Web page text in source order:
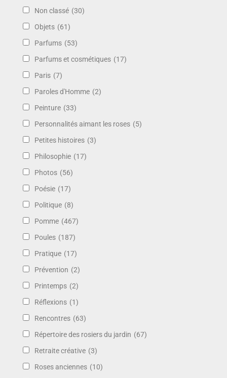
Non classé (30)
Objets (61)
Parfums (53)
Parfums et cosmétiques (17)
Paris (7)
Paroles d'Homme (2)
Peinture (33)
Personnalités aimant les roses (5)
Petites histoires (3)
Philosophie (17)
Photos (56)
Poésie (17)
Politique (8)
Pomme (467)
Poules (187)
Pratique (17)
Prévention (2)
Printemps (2)
Réflexions (1)
Rencontres (63)
Répertoire des rosiers du jardin (67)
Retraite créative (3)
Roses anciennes (10)